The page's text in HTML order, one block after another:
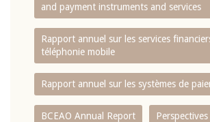
and payment instruments and services
Rapport annuel sur les services
téléphonie mobile
Rapport annuel sur les systèmes de
BCEAO Annual Report